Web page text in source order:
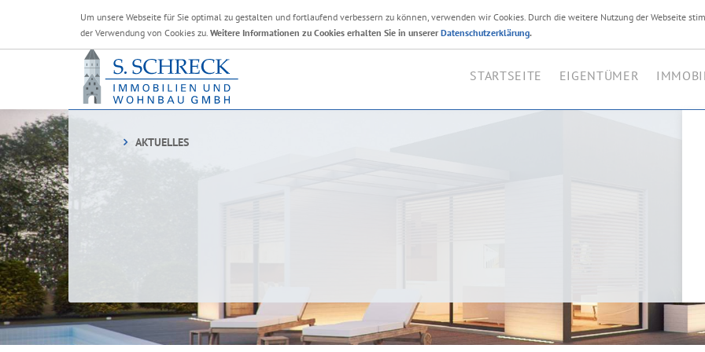
Ihr Immobilienmakler
STARTSEITE EIGENTÜMER
AKTUELLES
Um unsere Webseite für Sie optimal zu gestalten und fortlaufend verbessern zu können, verwenden wir Cookies. Durch die weitere Nutzung der Webseite
der Verwendung von Cookies zu. Weitere Informationen zu Cookies erhalten Sie in unserer Datenschutzerklärung.